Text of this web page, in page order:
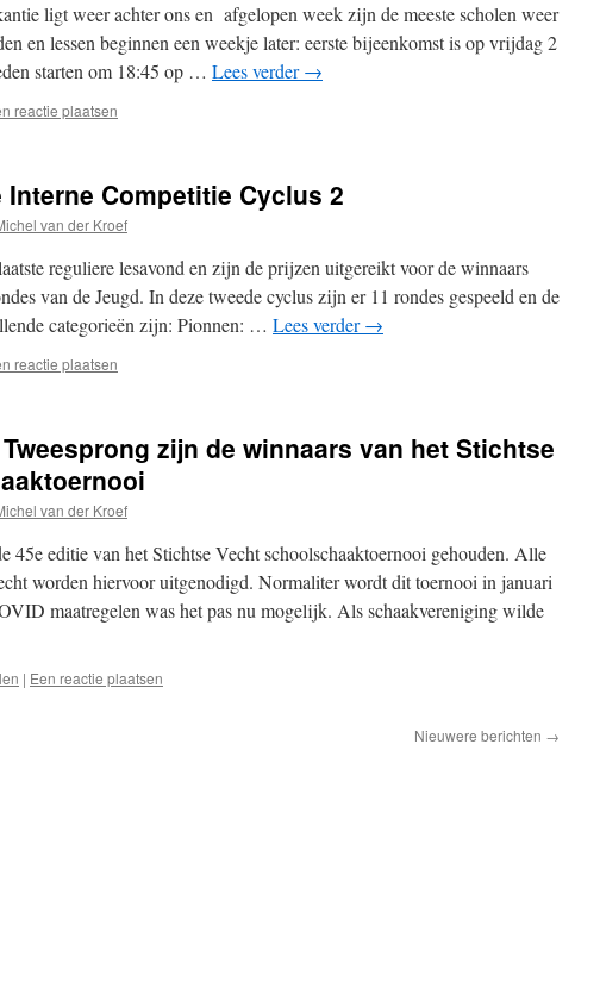
ligt weer achter ons en afgelopen week zijn de meeste scholen weer
en lessen beginnen een weekje later: eerste bijeenkomst is op vrijdag 2
starten om 18:45 op … Lees verder→
reactie plaatsen
Competitie Cyclus 2
van der Kroef
reguliere lesavond en zijn de prijzen uitgereikt voor de winnaars
van de Jeugd. In deze tweede cyclus zijn er 11 rondes gespeeld en de
categorieën zijn: Pionnen: … Lees verder→
reactie plaatsen
zijn de winnaars van het Stichtse
van der Kroef
45e editie van het Stichtse Vecht schoolschaaktoernooi gehouden. Alle
worden hiervoor uitgenodigd. Normaliter wordt dit toernooi in januari
maatregelen was het pas nu mogelijk. Als schaakvereniging wilde
| Een reactie plaatsen
Nieuwere berichten →